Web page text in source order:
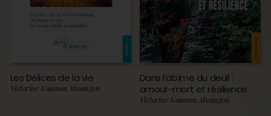
Les Délices de la vie
Victorine Koumou Aboungou
Dans l’abîme du deuil :
amour-mort et résilience
Victorine Koumou Aboungou